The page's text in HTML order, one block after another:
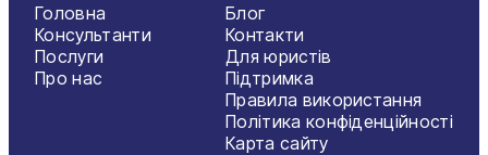
Головна
Консультанти
Послуги
Про нас
Блог
Контакти
Для юристів
Підтримка
Правила використання
Політика конфіденційності
Карта сайту